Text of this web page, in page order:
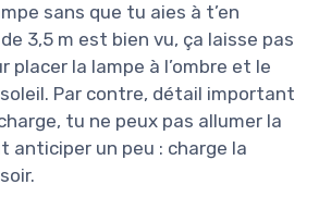
sans que tu aies à t’en
3,5 m est bien vu, ça laisse pas
placer la lampe à l’ombre et le
Par contre, détail important
tu ne peux pas allumer la
anticiper un peu : charge la